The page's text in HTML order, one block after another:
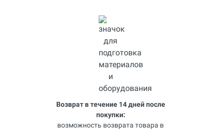
Возврат в течение 14 дней после
покупки:
возможность возврата товара в